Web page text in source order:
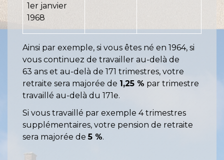
1er janvier
1968
Ainsi par exemple, si vous êtes né en 1964, si
vous continuez de travailler au-delà de
63 ans et au-delà de 171 trimestres, votre
retraite sera majorée de 1,25 % par trimestre
travaillé au-delà du 171e.
Si vous travaillé par exemple 4 trimestres
supplémentaires, votre pension de retraite
sera majorée de5 %.